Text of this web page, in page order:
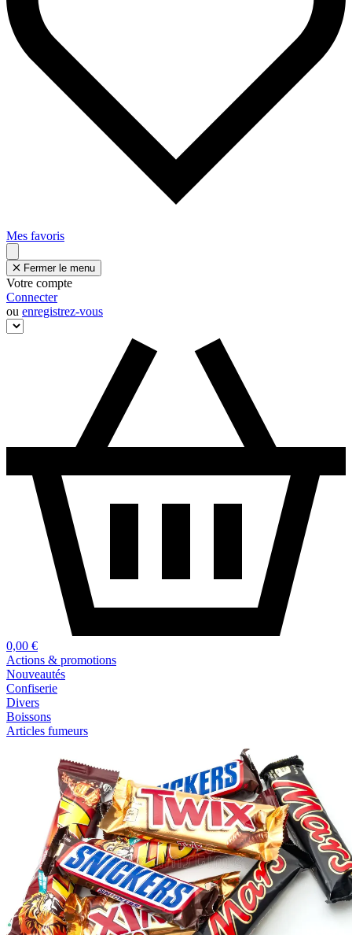
Mes favoris
Fermer le menu
Votre compte
Connecter
ou enregistrez-vous
0,00 €
Actions & promotions
Nouveautés
Confiserie
Divers
Boissons
Articles fumeurs